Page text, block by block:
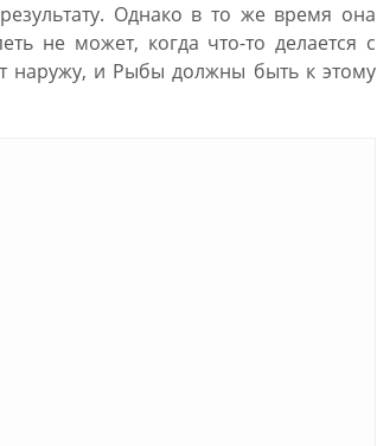
Однако в то же время она
не может, когда что-то делается с
наружу, и Рыбы должны быть к этому